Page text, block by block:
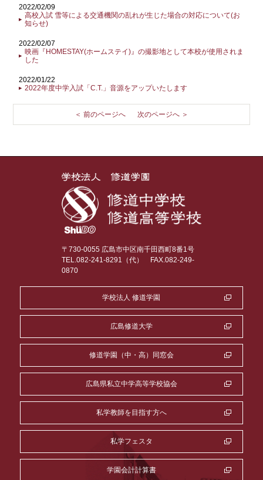
2022/02/09
高校入試 雪等による交通機関の乱れが生じた場合の対応について(お
知らせ)
2022/02/07
映画『HOMESTAY(ホームステイ)』の撮影地として本校が使用されま
した
2022/01/22
2022年度中学入試「C.T.」音源をアップいたします
＜ 前のページへ 次のページへ ＞
〒730-0055 広島市中区南千田西町8番1号
TEL.082-241-8291（代）
FAX.082-249-
0870
学校法人 修道学園
広島修道大学
修道学園（中・高）同窓会
広島県私立中学高等学校協会
私学教師を目指す方へ
私学フェスタ
学園会計計算書